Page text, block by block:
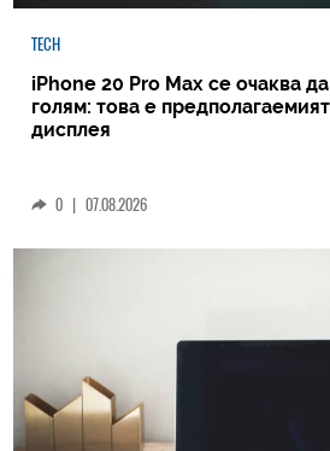
TECH
iPhone 20 Pro Max се очаква
голям: това е
дисплея
0 | 07.08.2026